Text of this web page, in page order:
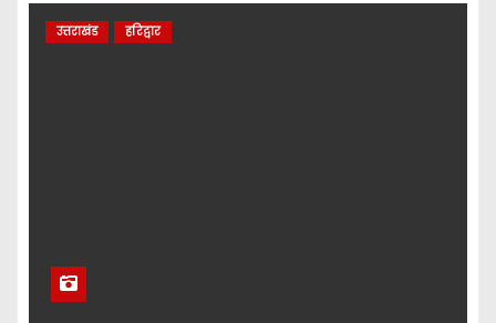
उत्तराखंड हरिद्वार